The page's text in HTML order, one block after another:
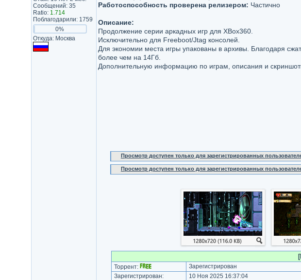
Сообщений: 35
Ratio: 1.714
Поблагодарили: 1759
0%
Откуда: Москва
Работоспособность проверена релизером: Частично
Описание:
Продолжение серии аркадных игр для XBox360.
Исключительно для Freeboot/Jtag консолей.
Для экономии места игры упакованы в архивы. Благодаря
более чем на 14Гб.
Дополнительную информацию по играм, описания и
Просмотр доступен только для зарегистрированных
Просмотр доступен только для зарегистрированных
Торрент:
Зарегистрирован
Зарегистрирован:
10 Ноя 2025 16:37:04